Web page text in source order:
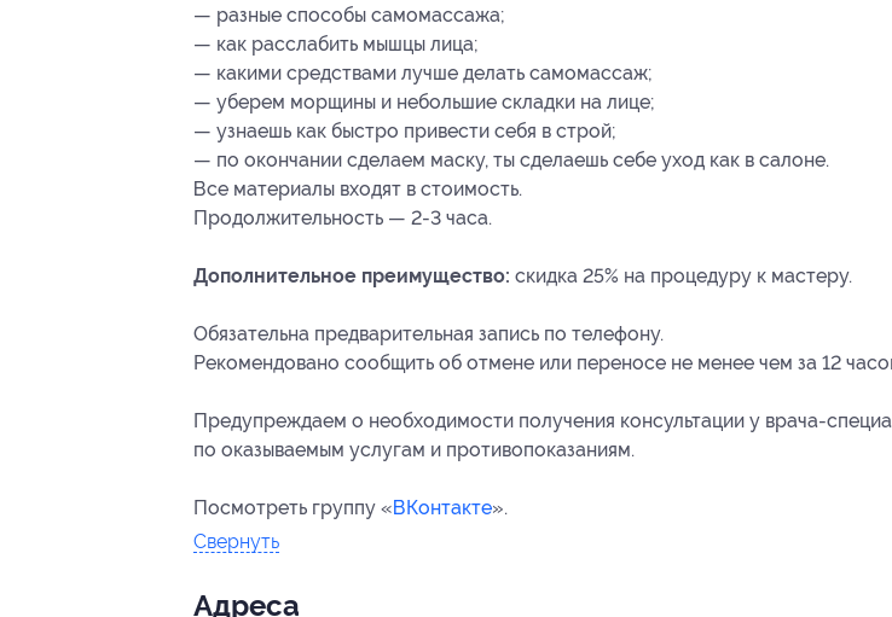
— разные способы самомассажа;
— как расслабить мышцы лица;
— какими средствами лучше делать самомассаж;
— уберем морщины и небольшие складки на лице;
— узнаешь как быстро привести себя в строй;
— по окончании сделаем маску, ты сделаешь себе уход как в салоне.
Все материалы входят в стоимость.
Продолжительность — 2-3 часа.
Дополнительное преимущество: скидка 25% на процедуру к мастеру.
Обязательна предварительная запись по телефону.
Рекомендовано сообщить об отмене или переносе не менее чем за 12
Предупреждаем о необходимости получения консультации у врача-
по оказываемым услугам и противопоказаниям.
Посмотреть группу «ВКонтакте».
Свернуть
Адресa